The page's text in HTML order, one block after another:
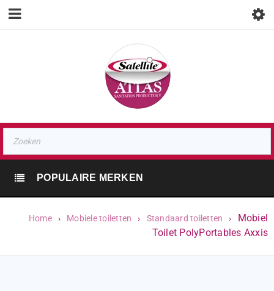
POPULAIRE MERKEN
Home › Mobiele toiletten › Standaard toiletten ›
Mobiel
Toilet PolyPortables Axxis